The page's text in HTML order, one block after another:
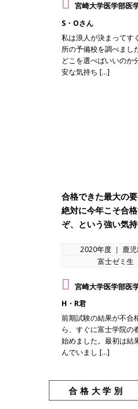
宮崎大学医学部医
S・Oさん
私は浪人が決まってす
所の予備校を調べまし
どこを選べばいいのか
安な気持ち […]
合格できた最大の要
絶対に今年こそ合
ぞ、という強い気
2020年度 ｜ 鹿
富士ゼミ生
宮崎大学医学部医
H・R君
前期試験の結果が不合
ら、すぐに富士学院の
始めました。最初は結
んでいまし […]
合格大学別